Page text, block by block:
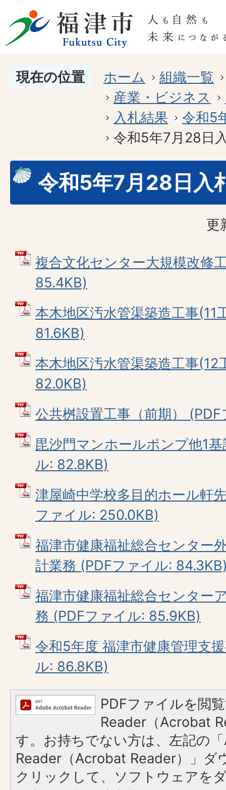
現在の位置 ホーム
組織一覧
産業・ビジネス
入札結果
令和5
令和5年7月28日
令和5年7月28日入
更
複合文化センター大規模改修
85.4KB)
本木地区汚水管渠築造工事(11
81.6KB)
本木地区汚水管渠築造工事(12
82.0KB)
公共桝設置工事（前期）
毘沙門マンホールポンプ他1
ル: 82.8KB)
津屋崎中学校多目的ホール軒
ファイル: 250.0KB)
福津市健康福祉総合センター
計業務 (PDFファイル:
福津市健康福祉総合センター
務 (PDFファイル: 85.9KB)
令和5年度 福津市健康管理支
ル: 86.8KB)
PDFファイルを閲
Reader（Acrobat
す。お持ちでない方は、左記の
Reader（Acrobat Reader）」ダ
クリックして、ソフトウェアを